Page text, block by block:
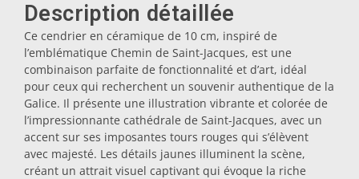
Bouchons
Huiliers
Dessous-de-plat
Description détaillée
Ce cendrier en céramique de 10 cm, inspiré de
l’emblématique Chemin de Saint-Jacques, est une
combinaison parfaite de fonctionnalité et d’art, idéal
pour ceux qui recherchent un souvenir authentique de la
Galice. Il présente une illustration vibrante et colorée de
l’impressionnante cathédrale de Saint-Jacques, avec un
accent sur ses imposantes tours rouges qui s’élèvent
avec majesté. Les détails jaunes illuminent la scène,
créant un attrait visuel captivant qui évoque la riche